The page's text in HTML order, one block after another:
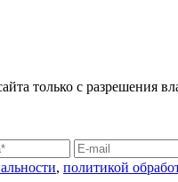
только с разрешения
, политикой